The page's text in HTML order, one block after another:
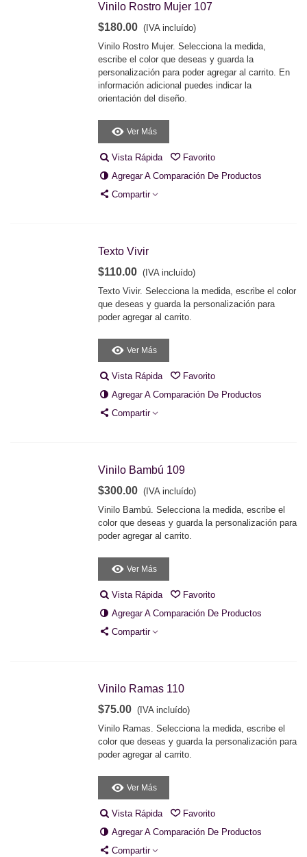
Vinilo Rostro Mujer 107
$180.00 (IVA incluído)
Vinilo Rostro Mujer. Selecciona la medida,
escribe el color que deseas y guarda la
personalización para poder agregar al carrito. En
información adicional puedes indicar la
orientación del diseño.
Ver Más
Vista Rápida
Favorito
Agregar A Comparación De Productos
Compartir
Texto Vivir
$110.00 (IVA incluído)
Texto Vivir. Selecciona la medida, escribe el color
que deseas y guarda la personalización para
poder agregar al carrito.
Ver Más
Vista Rápida
Favorito
Agregar A Comparación De Productos
Compartir
Vinilo Bambú 109
$300.00 (IVA incluído)
Vinilo Bambú. Selecciona la medida, escribe el
color que deseas y guarda la personalización para
poder agregar al carrito.
Ver Más
Vista Rápida
Favorito
Agregar A Comparación De Productos
Compartir
Vinilo Ramas 110
$75.00 (IVA incluído)
Vinilo Ramas. Selecciona la medida, escribe el
color que deseas y guarda la personalización para
poder agregar al carrito.
Ver Más
Vista Rápida
Favorito
Agregar A Comparación De Productos
Compartir